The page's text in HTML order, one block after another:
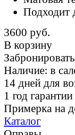
Подходит
3600 руб.
В корзину
Забронировать
Наличие: в
14 дней для
1 год гарантии
Примерка на
Каталог